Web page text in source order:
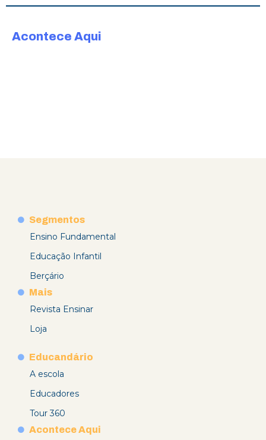
Acontece Aqui
Segmentos
Ensino Fundamental
Educação Infantil
Berçário
Mais
Revista Ensinar
Loja
Educandário
A escola
Educadores
Tour 360
Acontece Aqui